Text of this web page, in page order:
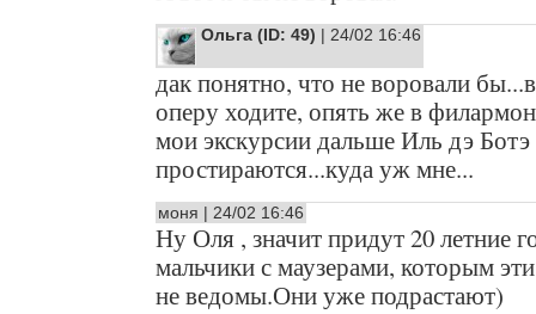
Ольга (ID: 49) | 24/02 16:46
дак понятно, что не воровали
оперу ходите, опять же в
мои экскурсии дальше Иль дэ Ботэ
простираются...куда уж мне...
моня | 24/02 16:46
Ну Оля , значит придут 20 летние
мальчики с маузерами, которым
не ведомы.Они уже подрастают)